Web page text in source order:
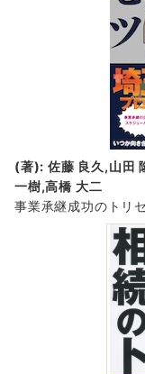
(著): 佐藤 良久,山田
一樹,高橋 大二
事業承継成功のトリ